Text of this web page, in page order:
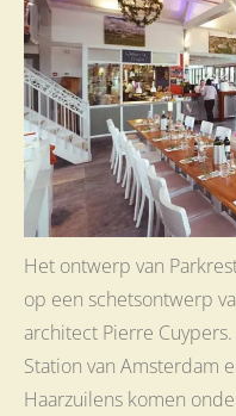
Het ontwerp van
op een schetsontwerp
architect Pierre
Station van Amsterdam
Haarzuilens komen